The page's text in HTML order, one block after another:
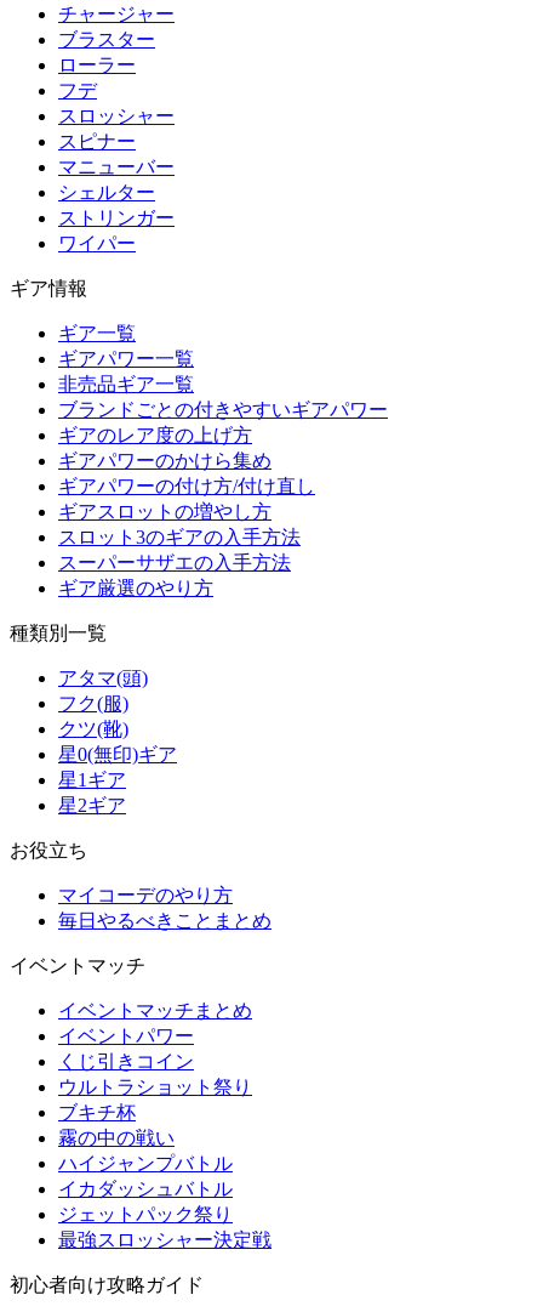
チャージャー
ブラスター
ローラー
フデ
スロッシャー
スピナー
マニューバー
シェルター
ストリンガー
ワイパー
ギア情報
ギア一覧
ギアパワー一覧
非売品ギア一覧
ブランドごとの付きやすいギアパワー
ギアのレア度の上げ方
ギアパワーのかけら集め
ギアパワーの付け方/付け直し
ギアスロットの増やし方
スロット3のギアの入手方法
スーパーサザエの入手方法
ギア厳選のやり方
種類別一覧
アタマ(頭)
フク(服)
クツ(靴)
星0(無印)ギア
星1ギア
星2ギア
お役立ち
マイコーデのやり方
毎日やるべきことまとめ
イベントマッチ
イベントマッチまとめ
イベントパワー
くじ引きコイン
ウルトラショット祭り
ブキチ杯
霧の中の戦い
ハイジャンプバトル
イカダッシュバトル
ジェットパック祭り
最強スロッシャー決定戦
初心者向け攻略ガイド